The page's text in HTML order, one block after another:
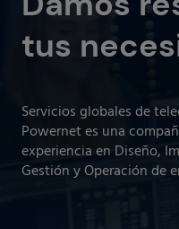
tus
Servicios globales de
Powernet es una
experiencia en Diseño,
Gestión y Operación de
Ingeniería
Data Center)
Operación Data
Áreas
Educativo
Farmacéutico
Hospitalario
Medios de